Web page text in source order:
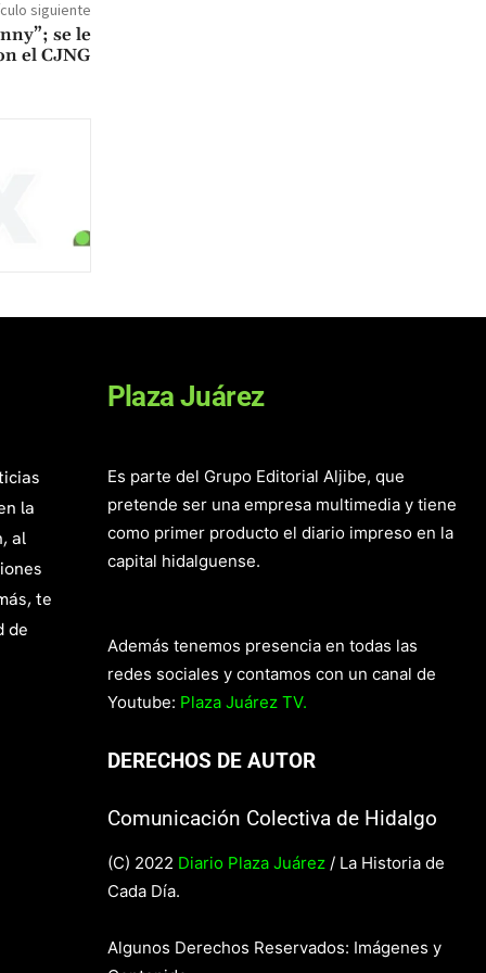
siguiente
se le
el CJNG
la
al
te
de
Plaza Juárez
Es parte del Grupo Editorial Aljibe, que
pretende ser una empresa multimedia y tiene
como primer producto el diario impreso en la
capital hidalguense.
Además tenemos presencia en todas las
redes sociales y contamos con un canal de
Youtube: Plaza Juárez TV.
DERECHOS DE AUTOR
Comunicación Colectiva de Hidalgo
(C) 2022 Diario Plaza Juárez / La Historia de
Cada Día.
Algunos Derechos Reservados: Imágenes y